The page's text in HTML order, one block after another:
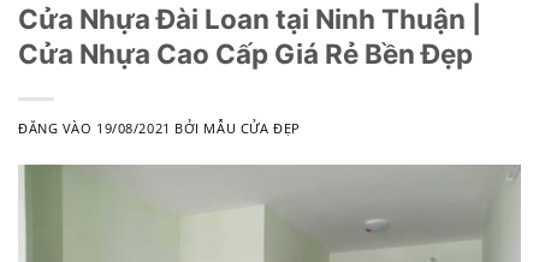
Cửa Nhựa Đài Loan tại Ninh Thuận |
Cửa Nhựa Cao Cấp Giá Rẻ Bền Đẹp
ĐĂNG VÀO 19/08/2021 BỞI MẪU CỬA ĐẸP